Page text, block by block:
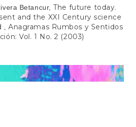
Betancur,The future today.
and the XXI Century science
,Anagramas Rumbos y Sentidos
Vol. 1 No. 2 (2003)